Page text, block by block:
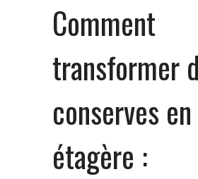
Comment
transformer
conserves en
étagère :